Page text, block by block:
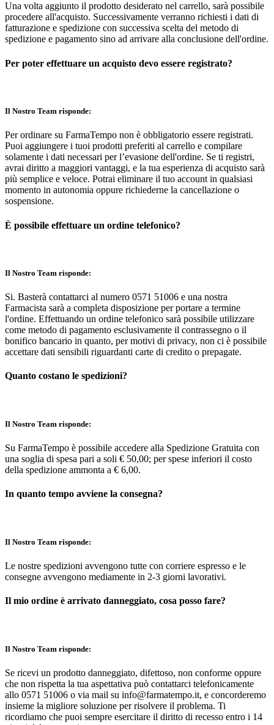
Una volta aggiunto il prodotto desiderato nel carrello, sarà possibile
procedere all'acquisto. Successivamente verranno richiesti i dati di
fatturazione e spedizione con successiva scelta del metodo di
spedizione e pagamento sino ad arrivare alla conclusione dell'ordine.
Per poter effettuare un acquisto devo essere registrato?
Il Nostro Team risponde:
Per ordinare su FarmaTempo non è obbligatorio essere registrati.
Puoi aggiungere i tuoi prodotti preferiti al carrello e compilare
solamente i dati necessari per l’evasione dell'ordine. Se ti registri,
avrai diritto a maggiori vantaggi, e la tua esperienza di acquisto sarà
più semplice e veloce. Potrai eliminare il tuo account in qualsiasi
momento in autonomia oppure richiederne la cancellazione o
sospensione.
È possibile effettuare un ordine telefonico?
Il Nostro Team risponde:
Si. Basterà contattarci al numero 0571 51006 e una nostra
Farmacista sarà a completa disposizione per portare a termine
l'ordine. Effettuando un ordine telefonico sarà possibile utilizzare
come metodo di pagamento esclusivamente il contrassegno o il
bonifico bancario in quanto, per motivi di privacy, non ci è possibile
accettare dati sensibili riguardanti carte di credito o prepagate.
Quanto costano le spedizioni?
Il Nostro Team risponde:
Su FarmaTempo è possibile accedere alla Spedizione Gratuita con
una soglia di spesa pari a soli € 50,00; per spese inferiori il costo
della spedizione ammonta a € 6,00.
In quanto tempo avviene la consegna?
Il Nostro Team risponde:
Le nostre spedizioni avvengono tutte con corriere espresso e le
consegne avvengono mediamente in 2-3 giorni lavorativi.
Il mio ordine è arrivato danneggiato, cosa posso fare?
Il Nostro Team risponde:
Se ricevi un prodotto danneggiato, difettoso, non conforme oppure
che non rispetta la tua aspettativa può contattarci telefonicamente
allo 0571 51006 o via mail su info@farmatempo.it, e concorderemo
insieme la migliore soluzione per risolvere il problema. Ti
ricordiamo che puoi sempre esercitare il diritto di recesso entro i 14